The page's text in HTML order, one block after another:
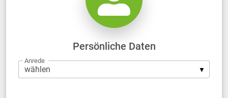
Persönliche Daten
Anrede